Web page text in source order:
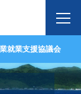
就業支援協議会